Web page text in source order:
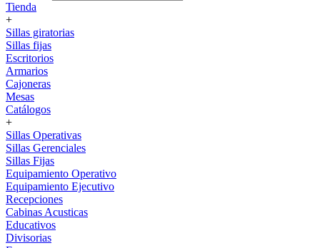
Tienda
+
Sillas giratorias
Sillas fijas
Escritorios
Armarios
Cajoneras
Mesas
Catálogos
+
Sillas Operativas
Sillas Gerenciales
Sillas Fijas
Equipamiento Operativo
Equipamiento Ejecutivo
Recepciones
Cabinas Acusticas
Educativos
Divisorias